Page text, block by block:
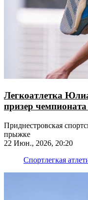
Легкоатлетка
призер
Приднестровская
прыжке
22 Июн., 2026, 20:20
Спортлегкая